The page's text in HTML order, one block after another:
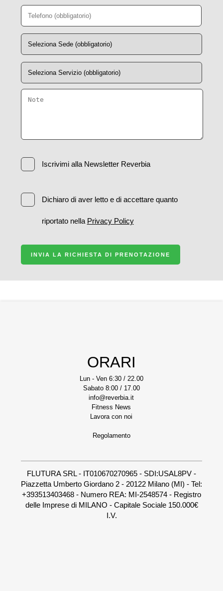
Iscrivimi alla Newsletter Reverbia
Dichiaro di aver letto e di accettare quanto
riportato nella Privacy Policy
INVIA LA RICHIESTA DI PRENOTAZIONE
ORARI
Lun - Ven 6:30 / 22.00
Sabato 8:00 / 17.00
info@reverbia.it
Fitness News
Lavora con noi
Regolamento
FLUTURA SRL - IT010670270965 - SDI:USAL8PV -
Piazzetta Umberto Giordano 2 - 20122 Milano (MI) - Tel:
+393513403468 - Numero REA: MI-2548574 - Registro
delle Imprese di MILANO - Capitale Sociale 150.000€
I.V.